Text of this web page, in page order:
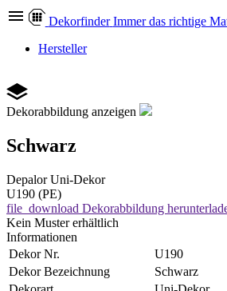
Dekorfinder Immer das richtige
Hersteller
Dekorabbildung anzeigen
Schwarz
Depalor Uni-Dekor
U190 (PE)
file_download Dekorabbildung
Kein Muster erhältlich
Informationen
Dekor Nr.
U190
Dekor Bezeichnung
Schwarz